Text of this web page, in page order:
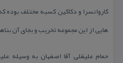
كاروانسرا و دكاكین كسبه مختلف بوده
هایی از این مجموعه تخریب و بجای آن
حمام علیقلی آقا اصفهان به وسیله